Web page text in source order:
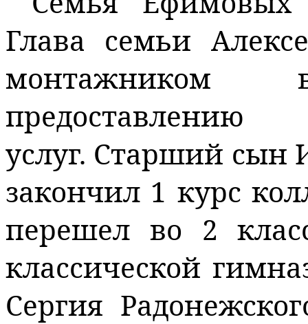
Глава семьи
предоставлению
услуг. Старший сын
закончил 1 курс
перешел во 2
классической
Сергия